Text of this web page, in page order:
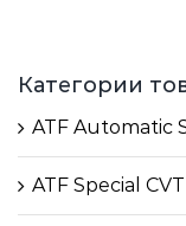
Категории
ATF Automatic
ATF Special CVT